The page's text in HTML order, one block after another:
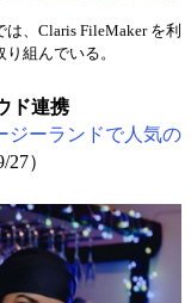
、Claris FileMaker を利
組んでいる。
ド連携
ジーランドで人気の
27）